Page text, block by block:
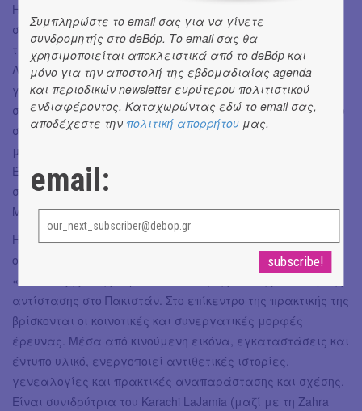
HKA (Αμβέρσα), Malmö Kunsthall, μεταξύ άλλων, ενώ
συμμετείχε σε διεθνείς διοργανώσεις όπως η Μπιενάλε
της Βενετίας, η Manifesta 14 και η Μπιενάλε του
Λίβερπουλ. Το 2025 ολοκλήρωσε το δημόσιο έργο Sebastia
για το Νέο Κυβερνητικό Συγκρότημα του Όσλο,
σχεδιασμένο από το 2022 για τον ανοιχτό «city floor» χώρο
στην πλατεία Johann Nygaardsvoll plass, έναν από τους
μεγαλύτερους δημόσιους χώρους τέχνης στη Νορβηγία.
Έχει τιμηθεί με διεθνή βραβεία και έργα της ανήκουν σε
σημαντικές συλλογές, όπως του MoMA και του Whitney
Museum.
Η
Shahana Rajaniείναι καλλιτέχνις που διερευνά τις
οπτικές κουλτούρες, τα τοπία και τις υποδομές της
«ανάπτυξης», της στρατιωτικοποίησης και της οικολογικής
αντίστασης στο Πακιστάν. Στο επίκεντρο της πρακτικής της
βρίσκονται οι κοινοτικές και συνεργατικές μορφές
έρευνας. Μέσα από κινούμενη εικόνα, εγκαταστάσεις και
έντυπο υλικό, ενεργοποιεί αντιθετικές ιστορίες,
γενεαλογίες και πρακτικές αναπαράστασης και σχέσης.
Είναι συνιδρύτρια του Karachi LaJamia (μαζί με τη Zahra
Συμπληρώστε το email σας για να γίνετε
συνδρομητής στο deBόp. Το email σας θα
χρησιμοποιείται αποκλειστικά από το deBόp και
μόνο για την αποστολή της εβδομαδιαίας agenda
και περιοδικών newsletter ευρύτερου πολιτιστικού
ενδιαφέροντος. Καταχωρώντας εδώ το email σας,
αποδέχεστε την πολιτική απορρήτου μας.
email: